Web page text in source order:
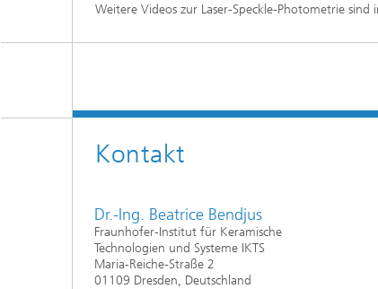
Weitere Videos zur Laser-Speckle-Photometrie sind
Kontakt
Dr.-Ing. Beatrice Bendjus
Fraunhofer-Institut für Keramische
Technologien und Systeme IKTS
Maria-Reiche-Straße 2
01109 Dresden, Deutschland